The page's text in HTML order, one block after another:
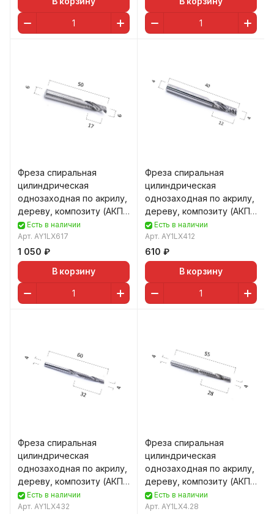
Фреза спиральная
цилиндрическая
однозаходная по акрилу,
дереву, композиту (АКП)
DJTOL AY1LX617
Есть в наличии
Арт. AY1LX617
1 050 ₽
В корзину
Фреза спиральная
цилиндрическая
однозаходная по акрилу,
дереву, композиту (АКП)
DJTOL AY1LX412
Есть в наличии
Арт. AY1LX412
610 ₽
В корзину
Фреза спиральная
цилиндрическая
однозаходная по акрилу,
дереву, композиту (АКП)
DJTOL AY1LX4.32
Есть в наличии
Арт. AY1LX432
Фреза спиральная
цилиндрическая
однозаходная по акрилу,
дереву, композиту (АКП)
DJTOL AY1LX4.28
Есть в наличии
Арт. AY1LX4.28